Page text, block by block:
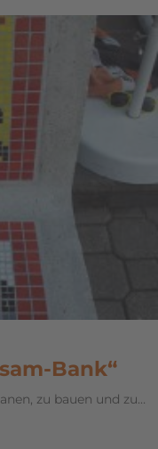
Bank“
zu bauen und zu…